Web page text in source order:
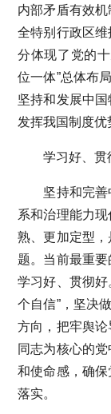
内部矛盾有效
全特别行政区
分体现了党的
位一体”总体布
坚持和发展中
发挥我国制度优
学习好、贯
坚持和完善中
系和治理能力
熟、更加定型
题。当前最重
学习好、贯彻好
个自信”，坚决
方向，把牢舆
同志为核心的
和使命感，确
落实。